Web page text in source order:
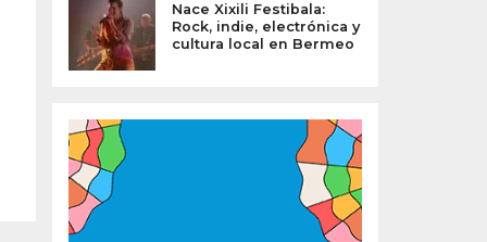
Nace Xixili Festibala:
Rock, indie, electrónica y
cultura local en Bermeo